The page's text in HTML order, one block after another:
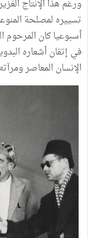
ورغم هذا الإنتاج
أسبوعيا كان
في إتقان أشعاره
الإنسان المعاصر